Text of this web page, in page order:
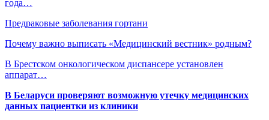
года…
Предраковые заболевания гортани
Почему важно выписать «Медицинский вестник» родным?
В Брестском онкологическом диспансере установлен
аппарат…
В Беларуси проверяют возможную утечку медицинских
данных пациентки из клиники